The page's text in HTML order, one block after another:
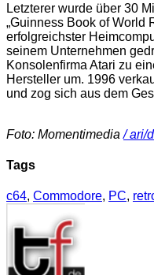
Letzterer wurde über 30
„Guinness Book of World
erfolgreichster
seinem Unternehmen
Konsolenfirma Atari zu
Hersteller um. 1996
und zog sich aus dem
Foto: Momentimedia/ ari/
Tags
c64, Commodore, PC,